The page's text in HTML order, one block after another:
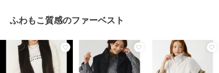
ふわもこ質感のファーベスト